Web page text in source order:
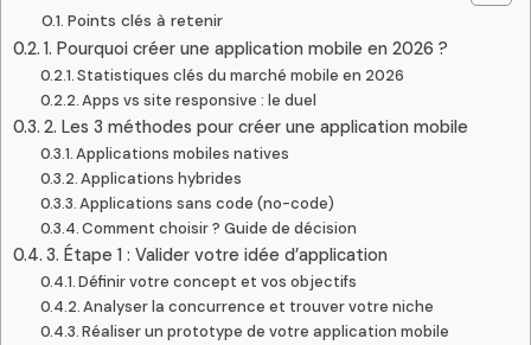
Points clés à retenir
1. Pourquoi créer une application mobile en 2026 ?
Statistiques clés du marché mobile en 2026
Apps vs site responsive : le duel
2. Les 3 méthodes pour créer une application mobile
Applications mobiles natives
Applications hybrides
Applications sans code (no-code)
Comment choisir ? Guide de décision
3. Étape 1 : Valider votre idée d’application
Définir votre concept et vos objectifs
Analyser la concurrence et trouver votre niche
Réaliser un prototype de votre application mobile